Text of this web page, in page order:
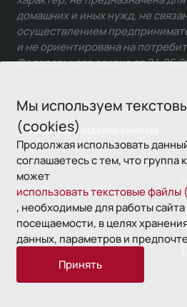
Мы используем
(cookies)
Продолжая использовать
соглашаетесь с тем, что
может
использовать текстовые файлы
, необходимые для работы сайта
посещаемости, в целях
данных, параметров и
Принять
Связаться с отделом качества
домашних и иных нужд, не
осуществлением
и не ориентирована на
Федерального закона от
© 1993—2026 Softline
Политика
конфиденциальности